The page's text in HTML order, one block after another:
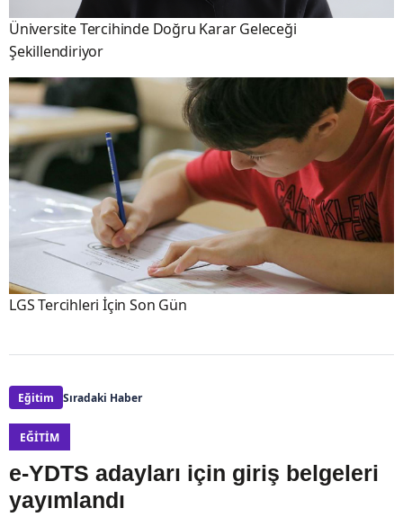
Üniversite Tercihinde Doğru Karar Geleceği
Şekillendiriyor
LGS Tercihleri İçin Son Gün
Eğitim Sıradaki Haber
EĞITIM
e-YDTS adayları için giriş belgeleri
yayımlandı